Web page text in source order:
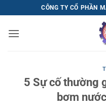
qua
nội
CÔNG TY CỔ PHẦN
5 Sự cố thường
bơm